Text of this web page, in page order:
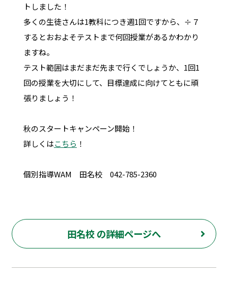
トしました！
多くの生徒さんは1教科につき週1回ですから、÷７
するとおおよそテストまで何回授業があるかわかり
ますね。
テスト範囲はまだまだ先まで行くでしょうか、1回1
回の授業を大切にして、目標達成に向けてともに頑
張りましょう！
秋のスタートキャンペーン開始！
詳しくはこちら ！
個別指導WAM 田名校 042-785-2360
田名校 の詳細ページへ